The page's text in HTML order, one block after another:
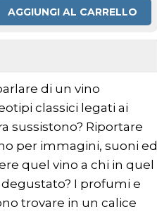
AGGIUNGI AL CARRELLO
di un vino
classici legati ai
sussistono? Riportare
per immagini, suoni ed
quel vino a chi in quel
I profumi e
trovare in un calice